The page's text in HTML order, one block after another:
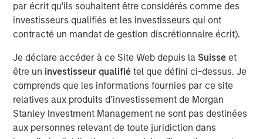
par écrit qu'ils souhaitent être considérés comme des
investisseurs qualifiés et les investisseurs qui ont
contracté un mandat de gestion discrétionnaire écrit).
Je déclare accéder à ce Site Web depuis la Suisse et
être un investisseur qualifiétel que défini ci-dessus. Je
comprends que les informations fournies par ce site
relatives aux produits d’investissement de Morgan
Stanley Investment Management ne sont pas destinées
aux personnes relevant de toute juridiction dans
delivering steady returns through a wide range of global
cycles. As India faces one of its worst periods of
performance relative to EM, some investors are
record has lost its mojo. Historically, Taiwan and the U.S.
have been India’s closest peers in producing sustained
outperformance. But both are now viewed as prime
beneficiaries of a global artificial intelligence cycle, while
India is cast as a laggard. That perception, in our view,
has been the main driver of underperformance this year.